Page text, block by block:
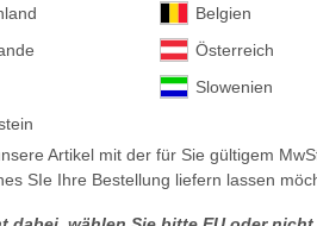
Belgien
Österreich
Slowenien
Artikel mit der für Sie gültigem
SIe Ihre Bestellung liefern lassen